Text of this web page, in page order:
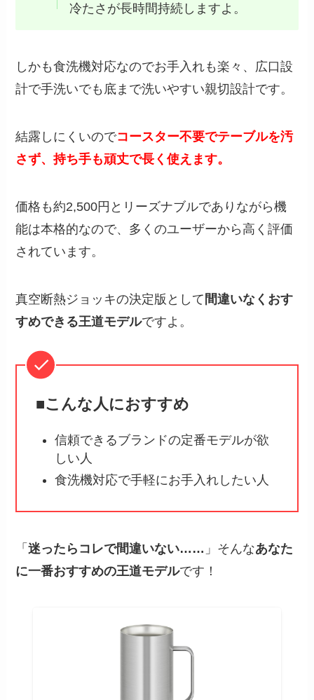
冷たさが長時間持続しますよ。
しかも食洗機対応なのでお手入れも楽々、広口設
計で手洗いでも底まで洗いやすい親切設計です。
結露しにくいのでコースター不要でテーブルを汚
さず、持ち手も頑丈で長く使えます。
価格も約2,500円とリーズナブルでありながら機
能は本格的なので、多くのユーザーから高く評価
されています。
真空断熱ジョッキの決定版として 間違いなくおす
すめできる王道モデルですよ。
■こんな人におすすめ
信頼できるブランドの定番モデルが欲
しい人
食洗機対応で手軽にお手入れしたい人
「迷ったらコレで間違いない…… 」そんなあなた
に一番おすすめの王道モデルです！